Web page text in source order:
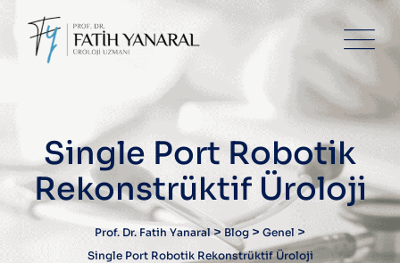
content
Single Port Robotik
Rekonstrüktif Üroloji
Prof. Dr. Fatih Yanaral>Blog> Genel >
Single Port Robotik Rekonstrüktif Üroloji